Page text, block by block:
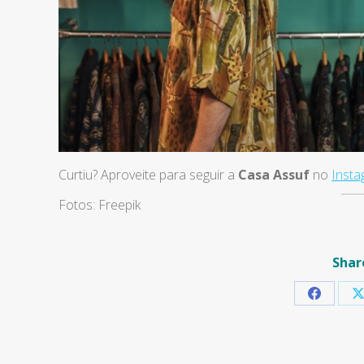
Curtiu? Aproveite para seguir a Casa Assuf no
Fotos: Freepik
Share